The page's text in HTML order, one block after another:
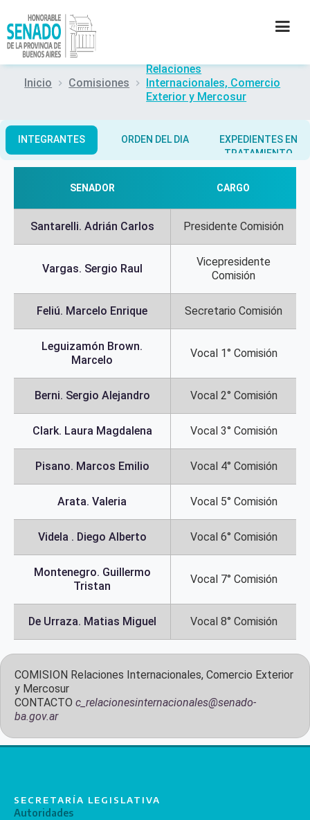
INSTITUCIÓN
PRENSA
Inicio Comisiones
Relaciones
Internacionales, Comercio
Exterior y Mercosur
INTEGRANTES ORDEN DEL DIA
EXPEDIENTES EN
TRATAMIENTO
SENADOR CARGO
Santarelli. Adrián Carlos Presidente Comisión
Vargas. Sergio Raul
Vicepresidente
Comisión
Feliú. Marcelo Enrique Secretario Comisión
Leguizamón Brown.
Marcelo
Vocal 1° Comisión
Berni. Sergio Alejandro Vocal 2° Comisión
Clark. Laura Magdalena Vocal 3° Comisión
Pisano. Marcos Emilio Vocal 4° Comisión
Arata. Valeria Vocal 5° Comisión
Videla . Diego Alberto Vocal 6° Comisión
Montenegro. Guillermo
Tristan
Vocal 7° Comisión
De Urraza. Matias Miguel Vocal 8° Comisión
COMISION Relaciones Internacionales, Comercio Exterior
y Mercosur
CONTACTO c_relacionesinternacionales@senado-
ba.gov.ar
SECRETARÍA LEGISLATIVA
Autoridades